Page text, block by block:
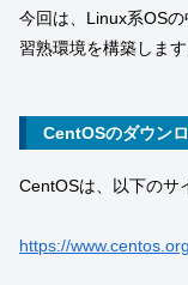
今回は、Linux系OS
習熟環境を構築します
CentOSのダウン
CentOSは、以下のサ
https://